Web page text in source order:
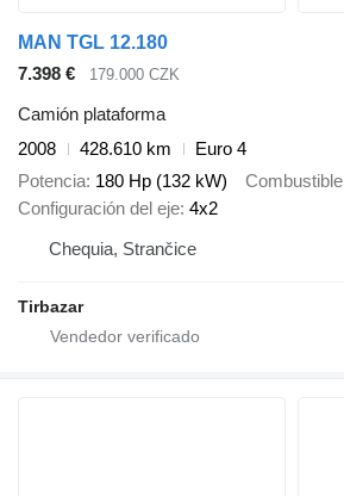
MAN TGL 12.180
7.398 €
179.000 CZK
Camión plataforma
2008
428.610 km
Euro 4
Potencia 180 Hp (132 kW) Combustible
Configuración del eje 4x2
Chequia, Strančice
Tirbazar